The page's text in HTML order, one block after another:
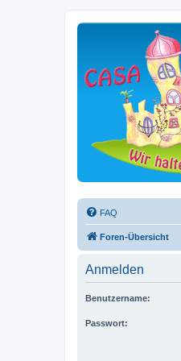
FAQ
Foren-Übersicht
Anmelden
Benutzername:
Passwort: